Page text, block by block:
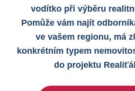
vodítko při výběru
Pomůže vám najít
ve vašem regionu, má
konkrétním typem
do projektu